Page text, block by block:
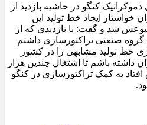
کنگو در حاشیه بازدید از
خواستار ایجاد خط تولید این
شد و گفت: با بازدیدی که از
صنعتی تراکتورسازی داشتم
خط تولید مشابهی را در کشور
داشته باشم تا اشتغال چندین هزار
به کمک تراکتورسازی در کنگو